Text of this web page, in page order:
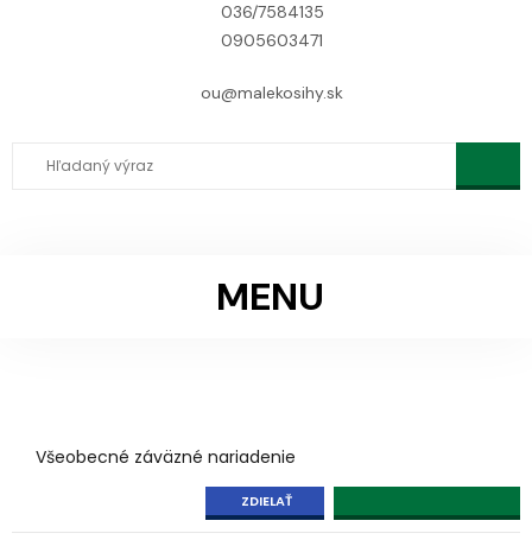
036/7584135
0905603471
ou@malekosihy.sk
MENU
Všeobecné záväzné nariadenie
ZDIELAŤ